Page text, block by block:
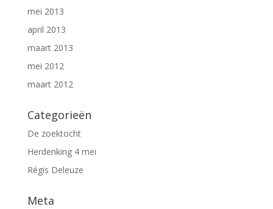
mei 2013
april 2013
maart 2013
mei 2012
maart 2012
Categorieën
De zoektocht
Herdenking 4 mei
Régis Deleuze
Meta